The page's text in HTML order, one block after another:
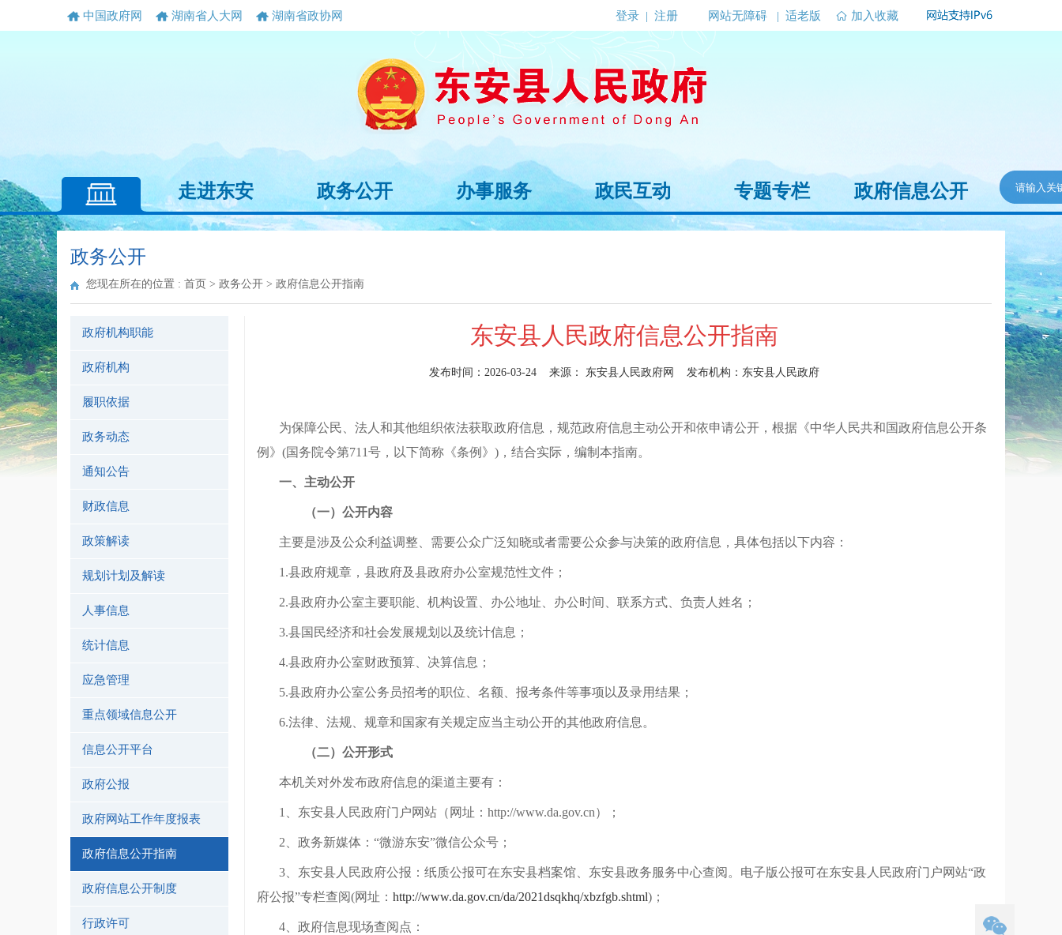
中国政府网 湖南省人大网 湖南省政协网 加入收藏
网站无障碍 | 适老版
登录 | 注册
走进东安 政务公开 办事服务 政民互动 专题专栏 政府信息公开
政务公开
您现在所在的位置 : 首页 > 政务公开 > 政府信息公开指南
政府机构职能
政府机构
履职依据
政务动态
通知公告
财政信息
政策解读
规划计划及解读
人事信息
统计信息
应急管理
重点领域信息公开
信息公开平台
政府公报
政府网站工作年度报表
政府信息公开指南
政府信息公开制度
行政许可
东安县人民政府信息公开指南
发布时间： 2026-03-24 来源： 东安县人民政府网 发布机构： 东安县人民政府
为保障公民、法人和其他组织依法获取政府信息，规范政府信息主动公开和依申请公开，根据《中华人民共和国政府信息公开条
例》 (国务院令第711号，以下简称《条例》)，结合实际，编制本指南。
一、主动公开
（一）公开内容
主要是涉及公众利益调整、需要公众广泛知晓或者需要公众参与决策的政府信息，具体包括以下内容：
1.县政府规章， 县政府及县政府办公室规范性文件；
2.县政府办公室主要职能、机构设置、办公地址、办公时间、联系方式、负责人姓名；
3.县国民经济和社会发展规划以及统计信息；
4.县政府办公室财政预算、决算信息；
5.县政府办公室公务员招考的职位、名额、报考条件等事项以及录用结果；
6.法律、法规、规章和国家有关规定应当主动公开的其他政府信息。
（二）公开形式
本机关对外发布政府信息的渠道主要有：
1、 东安县 人民政府门户网站（网址： http://www.da.gov.cn）；
2、政务新媒体：“微游东安”微信公众号；
3、 东安县 人民政府公报：纸质公报可在东安县档案馆、 东安县政务服务中心查阅。电子版公报可在东安县 人民政府门户网站“政
府公报”专栏查阅(网址： http://www.da.gov.cn/da/2021dsqkhq/xbzfgb.shtml)；
4、政府信息现场查阅点：